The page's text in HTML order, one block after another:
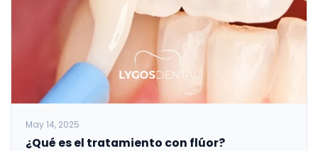
May 14, 2025
¿Qué es el tratamiento con flúor?